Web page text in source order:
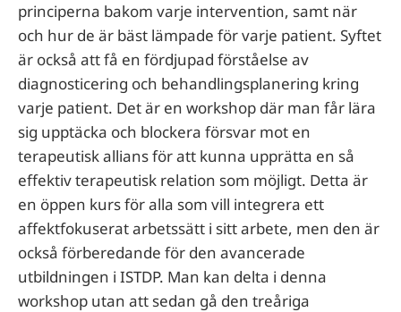
principerna bakom varje intervention, samt när
och hur de är bäst lämpade för varje patient. Syftet
är också att få en fördjupad förståelse av
diagnosticering och behandlingsplanering kring
varje patient. Det är en workshop där man får lära
sig upptäcka och blockera försvar mot en
terapeutisk allians för att kunna upprätta en så
effektiv terapeutisk relation som möjligt. Detta är
en öppen kurs för alla som vill integrera ett
affektfokuserat arbetssätt i sitt arbete, men den är
också förberedande för den avancerade
utbildningen i ISTDP. Man kan delta i denna
workshop utan att sedan gå den treåriga